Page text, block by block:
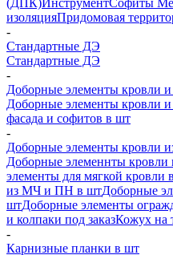
(ДПК)ИнструментСофиты
изоляцияПридомовая
-
Стандартные ДЭ
Стандартные ДЭ
-
Доборные элементы кровли и
Доборные элементы кровли и
фасада и софитов в шт
-
Доборные элементы кровли
Доборные элеменнты
элементы для мягкой кровли
из МЧ и ПН в штДоборные
штДоборные элементы
и колпаки под заказКожух на
-
Карнизные планки в шт